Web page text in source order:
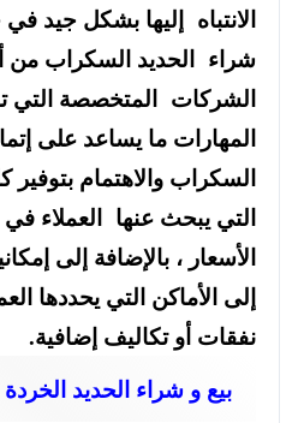
الانتباه إليها بشكل جيد
شراء الحديد السكراب من
الشركات المتخصصة التي
المهارات ما يساعد على
السكراب والاهتمام بتوفير
التي يبحث عنها العملاء
الأسعار ، بالإضافة إلى
إلى الأماكن التي يحددها
نفقات أو تكاليف إضافية.
بيع و شراء الحديد الخردة